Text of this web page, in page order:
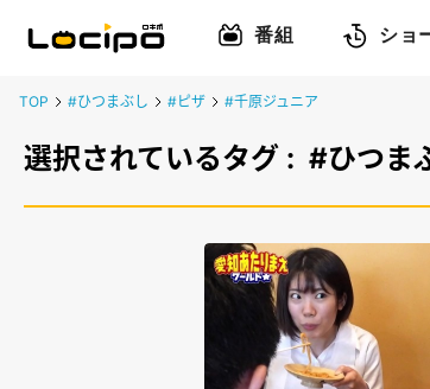
番組 ショ
TOP #ひつまぶし #ピザ #千原ジュニア
選択されているタグ : #ひつま